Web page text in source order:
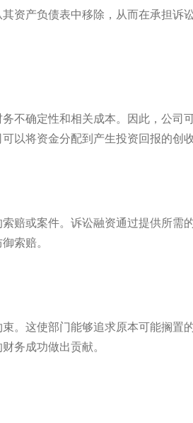
资产负债表中移除，从而在承担诉
不确定性和相关成本。因此，公司
以将资金分配到产生投资回报的创收
赔或案件。诉讼融资通过提供所需
索赔。
。这使部门能够追求原本可能搁置
务成功做出贡献。